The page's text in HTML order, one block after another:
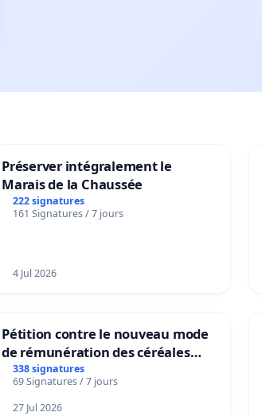
Préserver intégralement le
Marais de la Chaussée
222 signatures
161 Signatures / 7 jours
4 Jul 2026
Pétition contre le nouveau mode
de rémunération des céréales
panifiables de Swiss granum basé
sur la teneur en protéines
338 signatures
69 Signatures / 7 jours
27 Jul 2026